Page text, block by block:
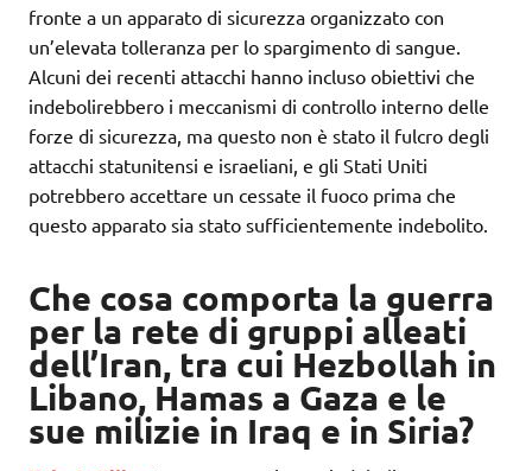
fronte a un apparato di sicurezza organizzato con
un’elevata tolleranza per lo spargimento di sangue.
Alcuni dei recenti attacchi hanno incluso obiettivi che
indebolirebbero i meccanismi di controllo interno delle
forze di sicurezza, ma questo non è stato il fulcro degli
attacchi statunitensi e israeliani, e gli Stati Uniti
potrebbero accettare un cessate il fuoco prima che
questo apparato sia stato sufficientemente indebolito.
Che cosa comporta la guerra
per la rete di gruppi alleati
dell’Iran, tra cui Hezbollah in
Libano, Hamas a Gaza e le
sue milizie in Iraq e in Siria?